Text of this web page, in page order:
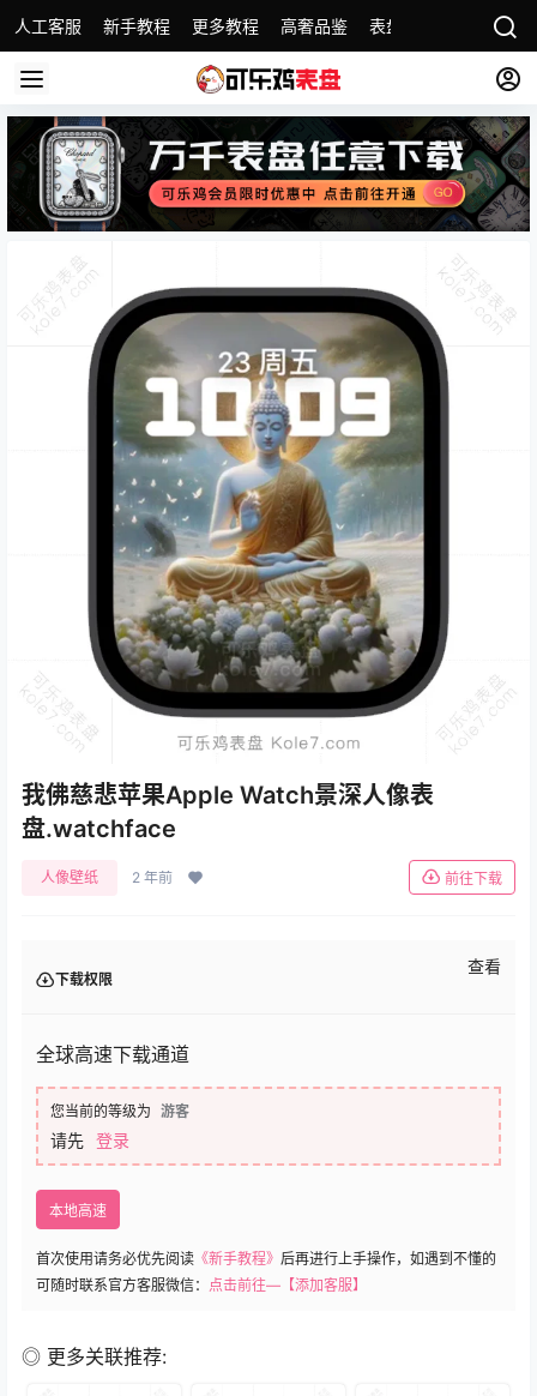
人工客服 新手教程 更多教程 高奢品鉴 表盘精选 名表故事
我佛慈悲苹果Apple Watch景深人像表
盘.watchface
人像壁纸 2 年前 前往下载
下载权限
查看
全球高速下载通道
您当前的等级为 游客
请先 登录
本地高速
首次使用请务必优先阅读 《新手教程》 后再进行上手操作，如遇到不懂的
可随时联系官方客服微信： 点击前往—【添加客服】
◎ 更多关联推荐: